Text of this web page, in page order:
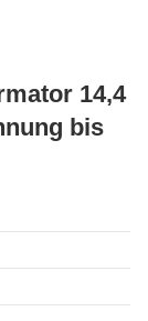
14,4
bis